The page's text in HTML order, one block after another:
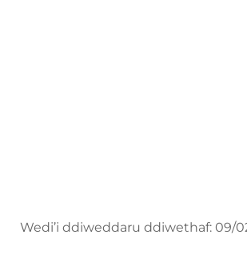
Wedi’i ddiweddaru ddiwethaf: 09/